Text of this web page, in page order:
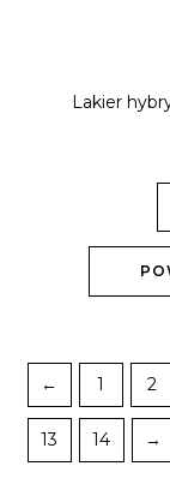
Lakier
← 1 2
13 14 →